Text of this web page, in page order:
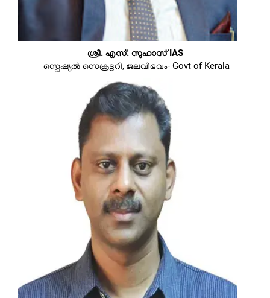
ശ്രീ. എസ്. സുഹാസ് IAS
സ്പെഷ്യൽ സെക്രട്ടറി, ജലവിഭവം- Govt of Kerala